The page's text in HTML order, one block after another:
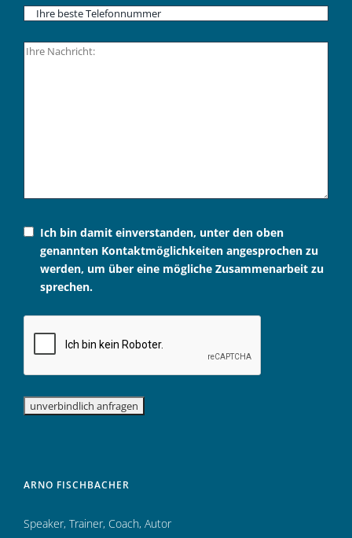
Ich bin damit einverstanden, unter den oben
genannten Kontaktmöglichkeiten angesprochen zu
werden, um über eine mögliche Zusammenarbeit zu
sprechen.
ARNO FISCHBACHER
Speaker, Trainer, Coach, Autor